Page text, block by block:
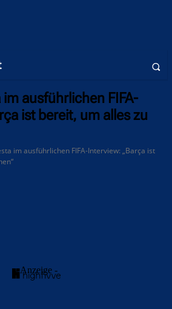
ausführlichen FIFA-
ist bereit, um alles zu
im ausführlichen FIFA-Interview: „Barça ist
- Anzeige -